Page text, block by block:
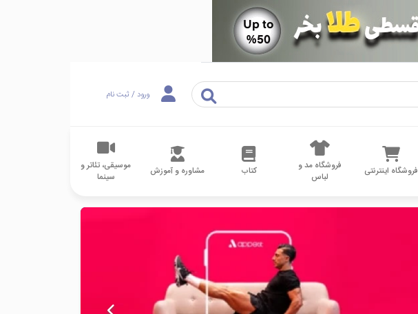
ورود / ثبت نام
فروشگاه اینترنتی
فروشگاه مد و
لباس
کتاب مشاوره و آموزش
موسیقی، تئاتر و
سینما